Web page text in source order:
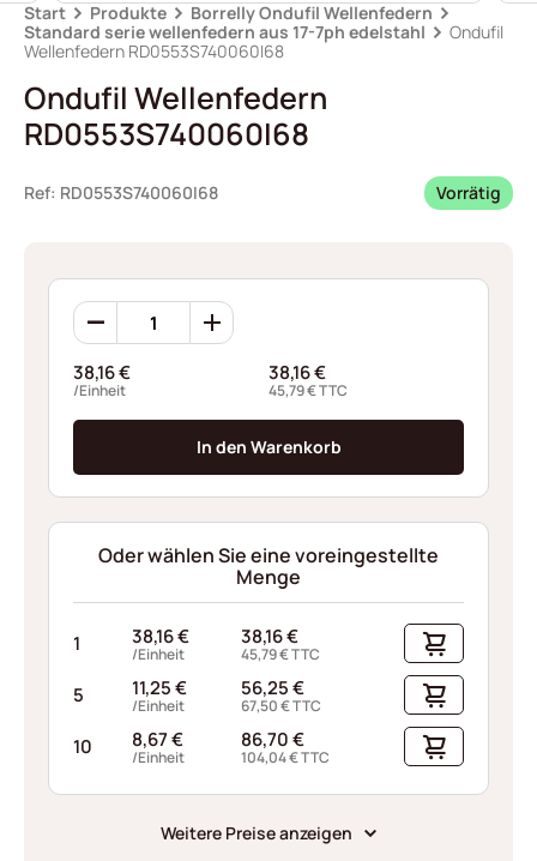
Start Produkte
Borrelly Ondufil Wellenfedern
Standard serie wellenfedern aus 17-7ph edelstahl
Ondufil
Wellenfedern RD0553S740060I68
Ondufil Wellenfedern
RD0553S740060I68
Ref: RD0553S740060I68 Vorrätig
Ondufil
Wellenfedern
Menge
38,16€
/Einheit
38,16€
45,79€TTC
In den Warenkorb
Oder wählen Sie eine voreingestellte
Menge
1 38,16€
/Einheit
38,16€
45,79€TTC
5 11,25€
/Einheit
56,25€
67,50€TTC
10 8,67€
/Einheit
86,70€
104,04€TTC
Weitere Preise anzeigen